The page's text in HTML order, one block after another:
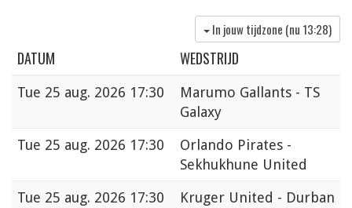
In jouw tijdzone (nu 13:28)
DATUM WEDSTRIJD
Tue 25 aug. 2026 17:30
Marumo Gallants - TS
Galaxy
Tue 25 aug. 2026 17:30
Orlando Pirates -
Sekhukhune United
Tue 25 aug. 2026 17:30
Kruger United - Durban